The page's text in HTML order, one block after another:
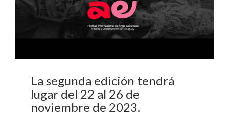
La segunda edición tendrá
lugar del 22 al 26 de
noviembre de 2023.